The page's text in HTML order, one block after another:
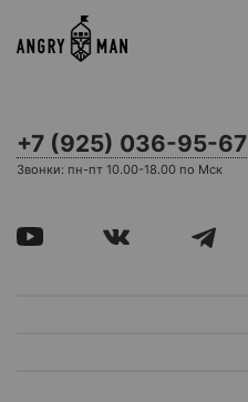
+7 (925) 036-95-67
Звонки: пн-пт 10.00-18.00 по Мск